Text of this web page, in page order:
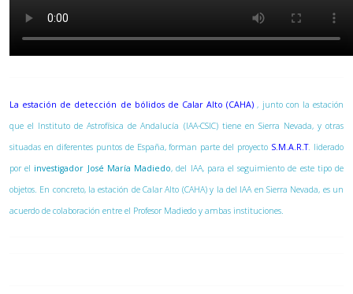
La estación de detección de bólidos de Calar Alto (CAHA) , junto con la estación
que el Instituto de Astrofísica de Andalucía (IAA-CSIC) tiene en Sierra Nevada, y otras
situadas en diferentes puntos de España, forman parte del proyecto S.M.A.R.T. liderado
por el investigador José María Madiedo, del IAA, para el seguimiento de este tipo de
objetos. En concreto, la estación de Calar Alto (CAHA) y la del IAA en Sierra Nevada, es un
acuerdo de colaboración entre el Profesor Madiedo y ambas instituciones.